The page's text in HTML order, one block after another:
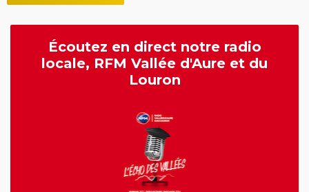
Écoutez en direct notre radio
locale, RFM Vallée d'Aure et du
Louron